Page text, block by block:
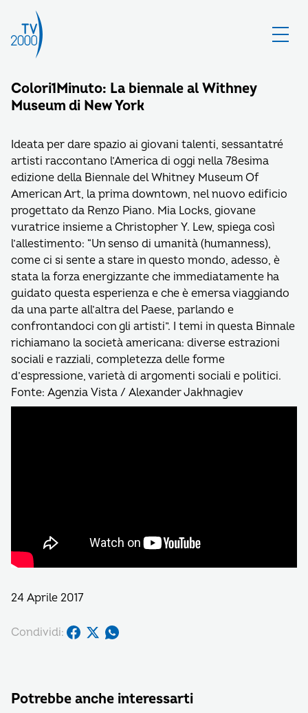
Colori1Minuto: La biennale al Withney
Museum di New York
Ideata per dare spazio ai giovani talenti, sessantatré
artisti raccontano l’America di oggi nella 78esima
edizione della Biennale del Whitney Museum Of
American Art, la prima downtown, nel nuovo edificio
progettato da Renzo Piano. Mia Locks, giovane
vuratrice insieme a Christopher Y. Lew, spiega così
l’allestimento: “Un senso di umanità (humanness),
come ci si sente a stare in questo mondo, adesso, è
stata la forza energizzante che immediatamente ha
guidato questa esperienza e che è emersa viaggiando
da una parte all’altra del Paese, parlando e
confrontandoci con gli artisti”. I temi in questa Binnale
richiamano la società americana: diverse estrazioni
sociali e razziali, completezza delle forme
d’espressione, varietà di argomenti sociali e politici.
Fonte: Agenzia Vista / Alexander Jakhnagiev
24 Aprile 2017
Condividi:
Potrebbe anche interessarti